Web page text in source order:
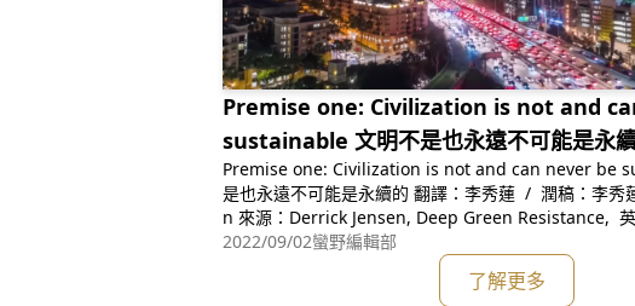
Premise one: Civilization is not and
sustainable 文明不是也永遠不可能是永
Premise one: Civilization is not and can never be sustainable 文明不
是也永遠不可能是永續的 翻譯：李秀蓮 / 潤稿：李秀蓮、Corey sanderso
n 來
2022/09/02蠻野編輯部
了解更多